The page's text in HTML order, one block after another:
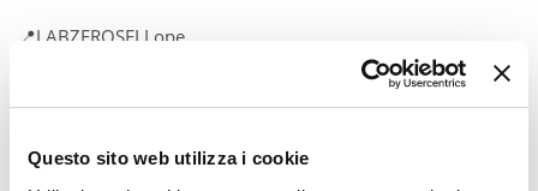
Questo sito web utilizza i cookie
📍LABZEROSEI Lope